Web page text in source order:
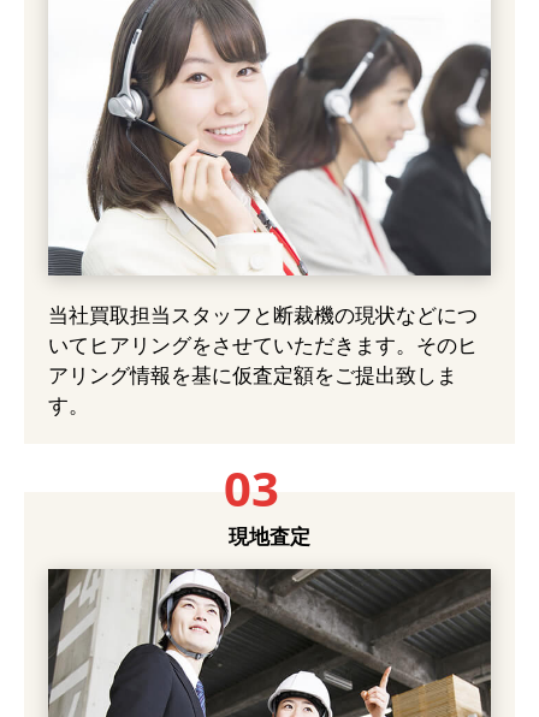
当社買取担当スタッフと断裁機の現状などにつ
いてヒアリングをさせていただきます。そのヒ
アリング情報を基に仮査定額をご提出致しま
す。
03
現地査定